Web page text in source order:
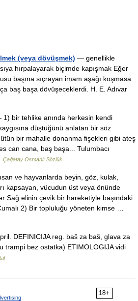
(veya dövüşmek) — genellikle
hırpalayarak biçimde kapışmak Eğer
başına sıçrayan imam aşağı koşmasa
baş başa dövüşeceklerdi. H. E. Adıvar
bir tehlike anında herkesin kendi
düştüğünü anlatan bir söz
bir mahalle donanma fişekleri gibi ateş
can cana, baş başa... Tulumbacı
Çağatay Osmanlı Sözlük
ve hayvanlarda beyin, göz, kulak,
kapsayan, vücudun üst veya önünde
Sağ elinin çevik bir hareketiyle başındaki
2) Bir topluluğu yöneten kimse …
DEFINICIJA reg. baš za baš, glava za
trampi bez ostatka) ETIMOLOGIJA vidi
18+